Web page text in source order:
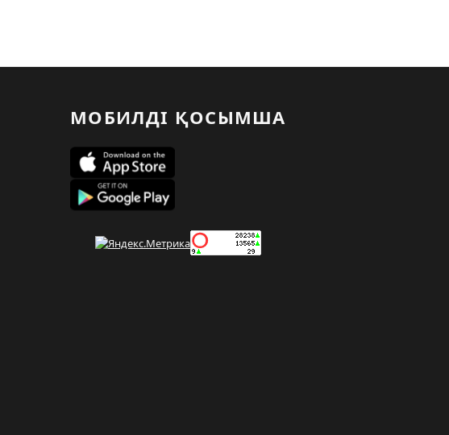
МОБИЛДІ ҚОСЫМША